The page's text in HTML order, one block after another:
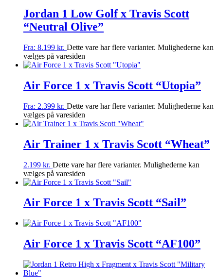
Jordan 1 Low Golf x Travis Scott
“Neutral Olive”
Fra: 8.199 kr. Dette vare har flere varianter. Mulighederne kan
vælges på varesiden
Air Force 1 x Travis Scott “Utopia”
Fra: 2.399 kr. Dette vare har flere varianter. Mulighederne kan
vælges på varesiden
Air Trainer 1 x Travis Scott “Wheat”
2.199 kr. Dette vare har flere varianter. Mulighederne kan
vælges på varesiden
Air Force 1 x Travis Scott “Sail”
Air Force 1 x Travis Scott “AF100”